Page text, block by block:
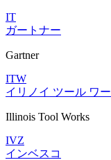
IT
ガートナー
Gartner
ITW
イリノイ ツール ワ
Illinois Tool Works
IVZ
インベスコ